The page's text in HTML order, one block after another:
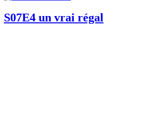
S07E4 un vrai régal